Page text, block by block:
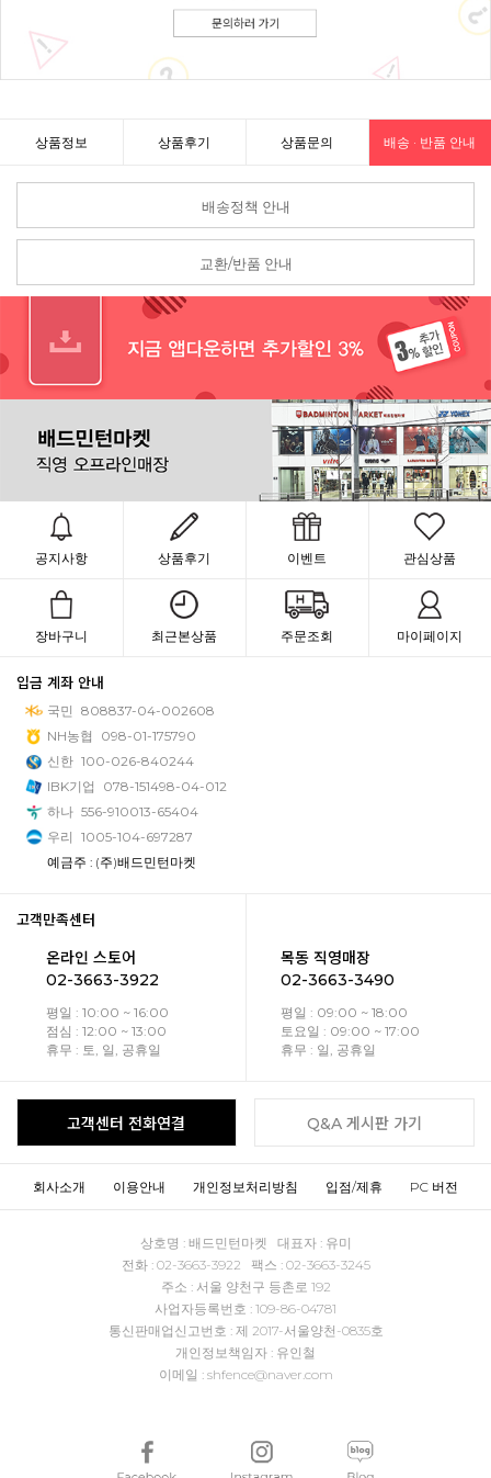
상품정보 상품후기 상품문의 배송 · 반품 안내
배송정책 안내
교환/반품 안내
공지사항 상품후기 이벤트 관심상품
장바구니 최근본상품 주문조회 마이페이지
입금 계좌 안내
국민 808837-04-002608
NH농협
098-01-175790
신한 100-026-840244
IBK기업
078-151498-04-012
하나 556-910013-65404
우리 1005-104-697287
예금주 : (주)배드민턴마켓
고객만족센터
온라인 스토어
02-3663-3922
평일 : 10:00 ~ 16:00
점심 : 12:00 ~ 13:00
휴무 : 토, 일, 공휴일
목동 직영매장
02-3663-3490
평일 : 09:00 ~ 18:00
토요일 : 09:00 ~ 17:00
휴무 : 일, 공휴일
고객센터 전화연결 Q&A 게시판 가기
회사소개 이용안내 개인정보처리방침 입점/제휴 PC 버전
상호명 : 배드민턴마켓 대표자 : 유미
전화 : 02-3663-3922 팩스 : 02-3663-3245
주소 : 서울 양천구 등촌로 192
사업자등록번호 : 109-86-04781
통신판매업신고번호 : 제 2017-서울양천-0835호
개인정보책임자 : 유인철
이메일 : shfence@naver.com